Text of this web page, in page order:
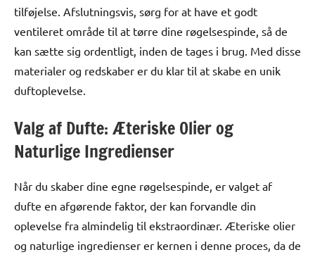
tilføjelse. Afslutningsvis, sørg for at have et godt
ventileret område til at tørre dine røgelsespinde, så de
kan sætte sig ordentligt, inden de tages i brug. Med disse
materialer og redskaber er du klar til at skabe en unik
duftoplevelse.
Valg af Dufte: Æteriske Olier og
Naturlige Ingredienser
Når du skaber dine egne røgelsespinde, er valget af
dufte en afgørende faktor, der kan forvandle din
oplevelse fra almindelig til ekstraordinær. Æteriske olier
og naturlige ingredienser er kernen i denne proces, da de